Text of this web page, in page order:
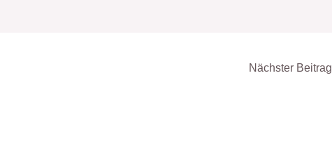
Nächster Beitrag